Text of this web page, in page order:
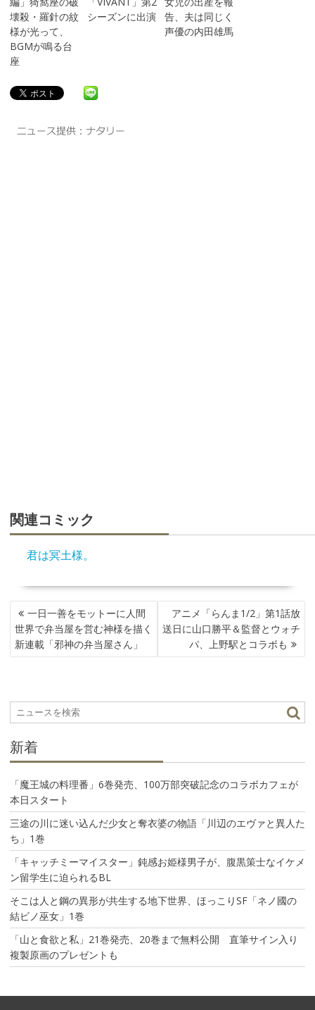
壊殺・羅針の紋
様が光って、
BGMが鳴る台
座
シーズンに出演
告、夫は同じく
声優の内田雄馬
関連コミック
君は冥土様。
投
稿
ナ
ビ
シ
ョ
一日一善をモットーに人間
世界で弁当屋を営む神様を描く
新連載「邪神の弁当屋さん」
アニメ「らんま1/2」第1話放
送日に山口勝平＆監督とウォチ
パ、上野駅とコラボも
新着
「魔王城の料理番」6巻発売、100万部突破記念のコラボカフェが
本日スタート
三途の川に迷い込んだ少女と奪衣婆の物語「川辺のエヴァと異人た
ち」1巻
「キャッチミーマイスター」鈍感お姫様男子が、腹黒策士なイケメ
ン留学生に迫られるBL
そこは人と鋼の異形が共生する地下世界、ほっこりSF「ネノ國の
結ビノ巫女」1巻
「山と食欲と私」21巻発売、20巻まで無料公開 直筆サイン入り
複製原画のプレゼントも